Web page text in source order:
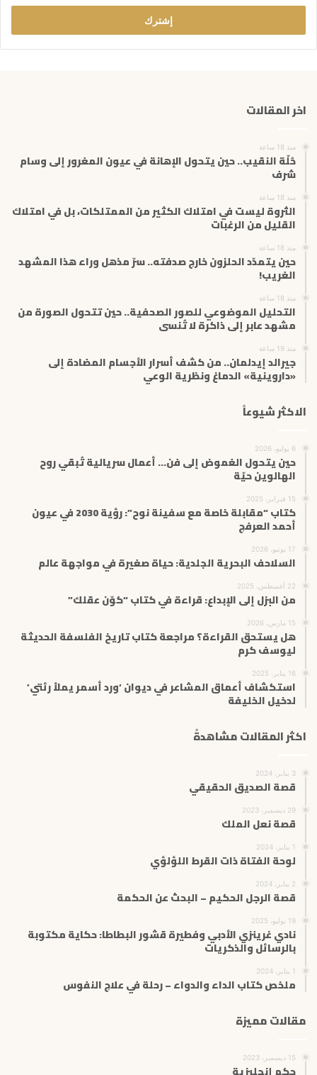
خ
ب
ر
ر
ي
اخر المقالات
منذ 18 ساعة
حُلّة النقيب.. حين يتحول الإهانة في عيون المغرور إلى وسام
شرف
منذ 18 ساعة
الثروة ليست في امتلاك الكثير من الممتلكات، بل في امتلاك
القليل من الرغبات
منذ 18 ساعة
حين يتمدّد الحلزون خارج صدفته.. سرّ مذهل وراء هذا المشهد
الغريب!
منذ 18 ساعة
التحليل الموضوعي للصور الصحفية.. حين تتحول الصورة من
مشهد عابر إلى ذاكرة لا تُنسى
منذ 19 ساعة
جيرالد إيدلمان.. من كشف أسرار الأجسام المضادة إلى
«داروينية» الدماغ ونظرية الوعي
الاكثر شيوعاً
6 يوليو، 2026
حين يتحول الغموض إلى فن… أعمال سريالية تُبقي روح
الهالوين حيّة
15 فبراير، 2025
كتاب “مقابلة خاصة مع سفينة نوح”: رؤية 2030 في عيون
أحمد العرفج
17 يونيو، 2026
السلاحف البحرية الجلدية: حياة صغيرة في مواجهة عالم
22 أغسطس، 2025
من البزل إلى الإبداع: قراءة في كتاب “كوّن عقلك”
15 مارس، 2026
هل يستحق القراءة؟ مراجعة كتاب تاريخ الفلسفة الحديثة
ليوسف كرم
16 يناير، 2025
استكشاف أعماق المشاعر في ديوان ‘ورد أسمر يملأ رئتي’
لدخيل الخليفة
اكثر المقالات مشاهدةً
3 يناير، 2024
قصة الصديق الحقيقي
29 ديسمبر، 2023
قصة نعل الملك
1 يناير، 2024
لوحة الفتاة ذات القرط اللؤلؤي
2 يناير، 2024
قصة الرجل الحكيم – البحث عن الحكمة
19 يوليو، 2025
نادي غرينزي الأدبي وفطيرة قشور البطاطا: حكاية مكتوبة
بالرسائل والذكريات
1 يناير، 2024
ملخص كتاب الداء والدواء – رحلة في علاج النفوس
مقالات مميزة
15 ديسمبر، 2023